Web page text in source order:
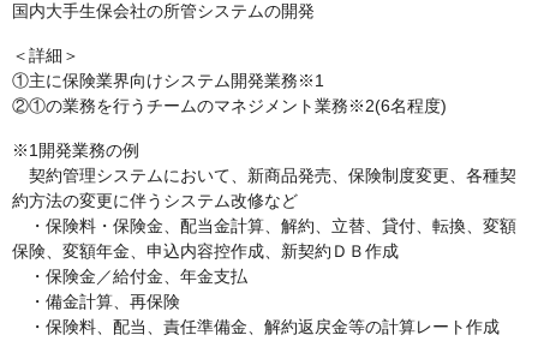
国内大手生保会社の所管システムの開発
＜詳細＞
①主に保険業界向けシステム開発業務※1
②①の業務を行うチームのマネジメント業務※2(6名程度)
※1開発業務の例
契約管理システムにおいて、新商品発売、保険制度変更、各種契
約方法の変更に伴うシステム改修など
・保険料・保険金、配当金計算、解約、立替、貸付、転換、変額
保険、変額年金、申込内容控作成、新契約ＤＢ作成
・保険金／給付金、年金支払
・備金計算、再保険
・保険料、配当、責任準備金、解約返戻金等の計算レート作成